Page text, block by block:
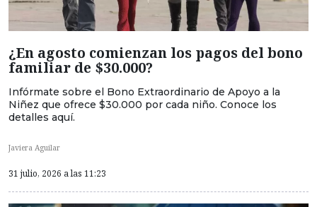
¿En agosto comienzan los pagos del bono
familiar de $30.000?
Infórmate sobre el Bono Extraordinario de Apoyo a la
Niñez que ofrece $30.000 por cada niño. Conoce los
detalles aquí.
Javiera Aguilar
31 julio, 2026 a las 11:23